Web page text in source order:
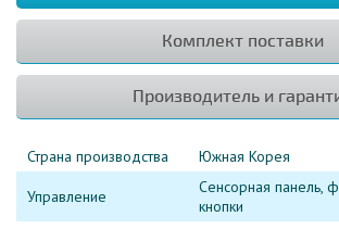
Комплект поставки
Производитель и
Страна производства Южная Корея
Управление
Сенсорная панель,
кнопки